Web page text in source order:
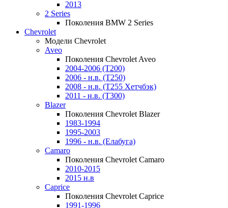
2013
2 Series
Поколения BMW 2 Series
Chevrolet
Модели Chevrolet
Aveo
Поколения Chevrolet Aveo
2004-2006 (T200)
2006 - н.в. (T250)
2008 - н.в. (T255 Хетчбэк)
2011 - н.в. (Т300)
Blazer
Поколения Chevrolet Blazer
1983-1994
1995-2003
1996 - н.в. (Елабуга)
Camaro
Поколения Chevrolet Camaro
2010-2015
2015 н.в
Caprice
Поколения Chevrolet Caprice
1991-1996